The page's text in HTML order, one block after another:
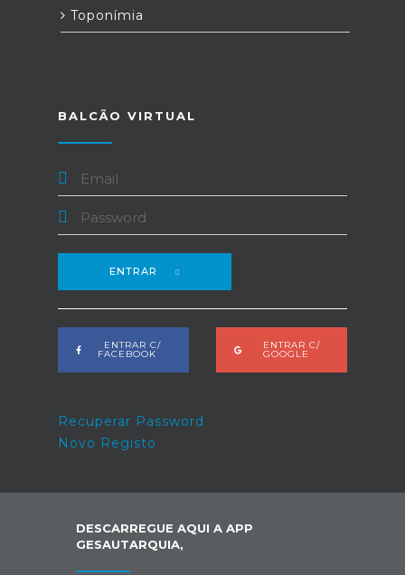
Toponímia
BALCÃO VIRTUAL
ENTRAR
ENTRAR C/
FACEBOOK
ENTRAR C/
GOOGLE
Recuperar Password
Novo Registo
DESCARREGUE AQUI A APP
GESAUTARQUIA,